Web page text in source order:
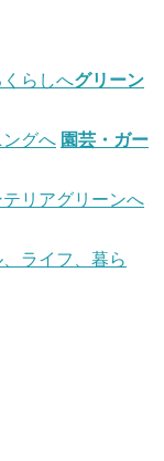
グリーン
園芸・ガー